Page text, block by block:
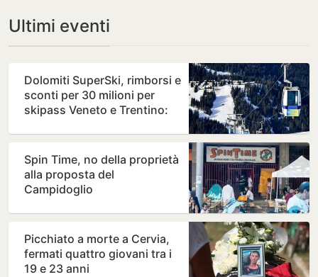
Ultimi eventi
Dolomiti SuperSki, rimborsi e
sconti per 30 milioni per
skipass Veneto e Trentino:
Spin Time, no della proprietà
alla proposta del
Campidoglio
Picchiato a morte a Cervia,
fermati quattro giovani tra i
19 e 23 anni